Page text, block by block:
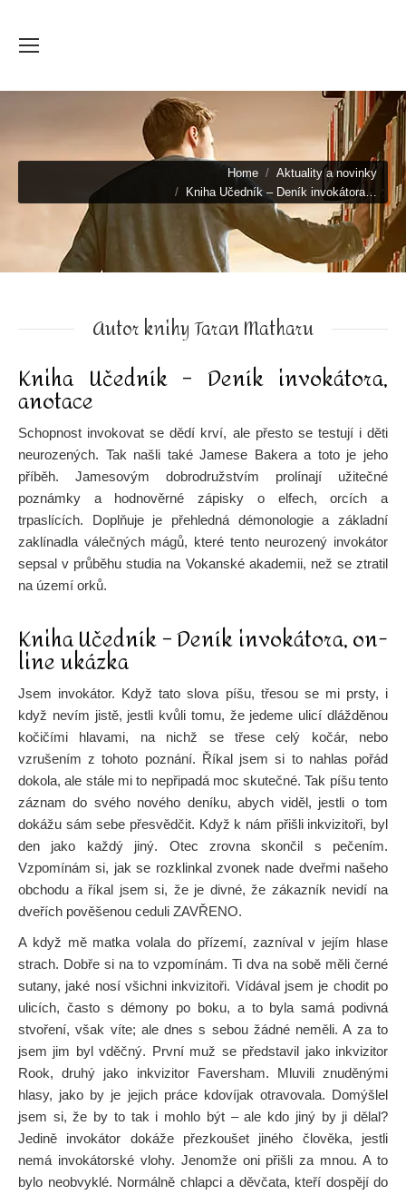
Home
Aktuality a novinky
Kniha Učedník – Deník invokátora…
Autor knihy Taran Matharu
Kniha Učedník – Deník invokátora,
anotace
Schopnost invokovat se dědí krví, ale přesto se testují i děti
neurozených. Tak našli také Jamese Bakera a toto je jeho
příběh. Jamesovým dobrodružstvím prolínají užitečné
poznámky a hodnověrné zápisky o elfech, orcích a
trpaslících. Doplňuje je přehledná démonologie a základní
zaklínadla válečných mágů, které tento neurozený invokátor
sepsal v průběhu studia na Vokanské akademii, než se ztratil
na území orků.
Kniha Učedník – Deník invokátora, on-
line ukázka
Jsem invokátor. Když tato slova píšu, třesou se mi prsty, i
když nevím jistě, jestli kvůli tomu, že jedeme ulicí dlážděnou
kočičími hlavami, na nichž se třese celý kočár, nebo
vzrušením z tohoto poznání. Říkal jsem si to nahlas pořád
dokola, ale stále mi to nepřipadá moc skutečné. Tak píšu tento
záznam do svého nového deníku, abych viděl, jestli o tom
dokážu sám sebe přesvědčit. Když k nám přišli inkvizitoři, byl
den jako každý jiný. Otec zrovna skončil s pečením.
Vzpomínám si, jak se rozklinkal zvonek nade dveřmi našeho
obchodu a říkal jsem si, že je divné, že zákazník nevidí na
dveřích pověšenou ceduli ZAVŘENO.
A když mě matka volala do přízemí, zazníval v jejím hlase
strach. Dobře si na to vzpomínám. Ti dva na sobě měli černé
sutany, jaké nosí všichni inkvizitoři. Vídával jsem je chodit po
ulicích, často s démony po boku, a to byla samá podivná
stvoření, však víte; ale dnes s sebou žádné neměli. A za to
jsem jim byl vděčný. První muž se představil jako inkvizitor
Rook, druhý jako inkvizitor Faversham. Mluvili znuděnými
hlasy, jako by je jejich práce kdovíjak otravovala. Domýšlel
jsem si, že by to tak i mohlo být – ale kdo jiný by ji dělal?
Jedině invokátor dokáže přezkoušet jiného člověka, jestli
nemá invokátorské vlohy. Jenomže oni přišli za mnou. A to
bylo neobvyklé. Normálně chlapci a děvčata, kteří dospějí do